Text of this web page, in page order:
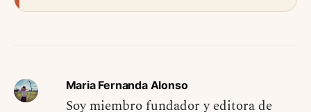
Maria Fernanda Alonso
Soy miembro fundador y editora de